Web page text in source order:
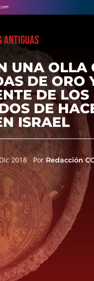
ANTIGUAS
UNA OLLA
DE ORO
DE LOS
DE
ISRAEL
2018 PorRedacción